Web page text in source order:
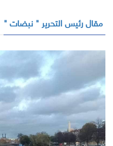
مقال رئيس التحرير " نبضات "